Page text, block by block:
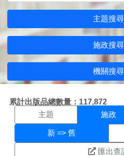
主題搜尋
施政搜尋
機關搜尋
累計出版品總數量：117,872
施政搜尋結果
主題 施政
新 => 舊
匯出查